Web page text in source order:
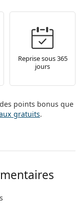
Reprise sous 365
jours
points bonus que
gratuits.